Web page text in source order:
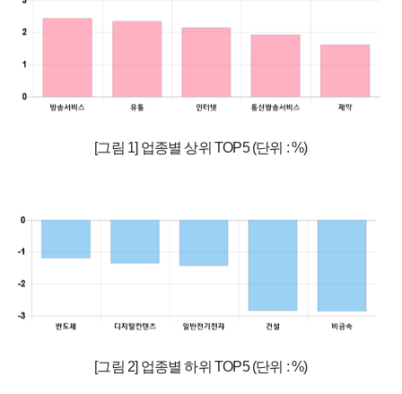
[그림 1] 업종별 상위 TOP5 (단위 : %)
[그림 2] 업종별 하위 TOP5 (단위 : %)